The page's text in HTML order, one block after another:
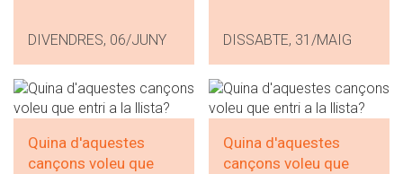
DIVENDRES, 06/JUNY DISSABTE, 31/MAIG
Quina d'aquestes
cançons voleu que
Quina d'aquestes
cançons voleu que